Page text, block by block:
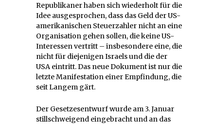
Republikaner haben sich wiederholt für die
Idee ausgesprochen, dass das Geld der US-
amerikanischen Steuerzahler nicht an eine
Organisation gehen sollen, die keine US-
Interessen vertritt – insbesondere eine, die
nicht für diejenigen Israels und die der
USA eintritt. Das neue Dokument ist nur die
letzte Manifestation einer Empfindung, die
seit Langem gärt.
Der Gesetzesentwurf wurde am 3. Januar
stillschweigend eingebracht und an das